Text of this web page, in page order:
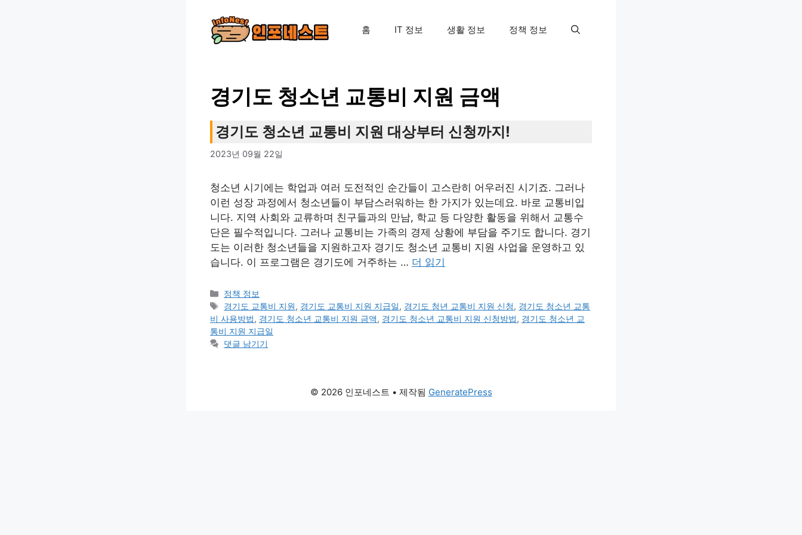
홈 IT 정보 생활 정보 정책 정보
경기도 청소년 교통비 지원 금액
경기도 청소년 교통비 지원 대상부터 신청까지!
2023년 09월 22일
청소년 시기에는 학업과 여러 도전적인 순간들이 고스란히 어우러진 시기죠. 그러나
이런 성장 과정에서 청소년들이 부담스러워하는 한 가지가 있는데요. 바로 교통비입
니다. 지역 사회와 교류하며 친구들과의 만남, 학교 등 다양한 활동을 위해서 교통수
단은 필수적입니다. 그러나 교통비는 가족의 경제 상황에 부담을 주기도 합니다. 경기
도는 이러한 청소년들을 지원하고자 경기도 청소년 교통비 지원 사업을 운영하고 있
습니다. 이 프로그램은 경기도에 거주하는 … 더 읽기
카
테
고
리
정책 정보
태
그
경기도 교통비 지원, 경기도 교통비 지원 지급일, 경기도 청년 교통비 지원 신청, 경기도 청소년 교통
비 사용방법, 경기도 청소년 교통비 지원 금액, 경기도 청소년 교통비 지원 신청방법, 경기도 청소년 교
통비 지원 지급일
댓글 남기기
© 2026 인포네스트 • 제작됨 GeneratePress